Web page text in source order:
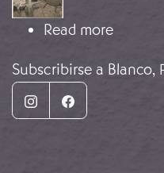
Read moreabout
Subscribirse a Blanco,
InstagramFacebook